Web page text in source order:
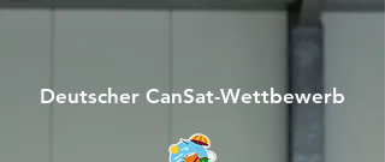
Deutscher CanSat-Wettbewerb